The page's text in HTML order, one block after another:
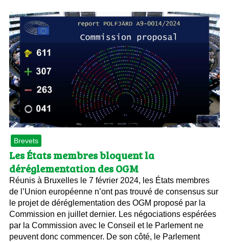
Brevets
Les États membres bloquent la
déréglementation des OGM
Réunis à Bruxelles le 7 février 2024, les États membres
de l’Union européenne n’ont pas trouvé de consensus sur
le projet de déréglementation des OGM proposé par la
Commission en juillet dernier. Les négociations espérées
par la Commission avec le Conseil et le Parlement ne
peuvent donc commencer. De son côté, le Parlement